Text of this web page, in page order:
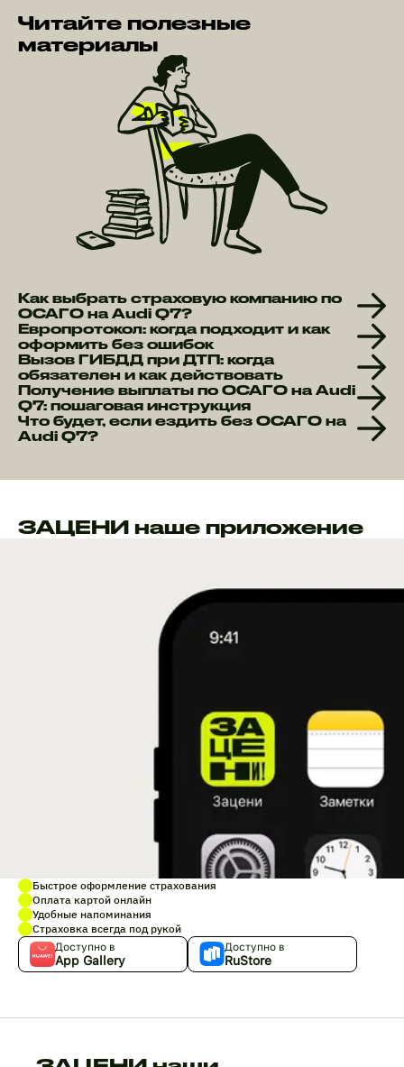
Читайте полезные
материалы
Как выбрать страховую компанию по
ОСАГО на Audi Q7?
Европротокол: когда подходит и как
оформить без ошибок
Вызов ГИБДД при ДТП: когда
обязателен и как действовать
Получение выплаты по ОСАГО на Audi
Q7: пошаговая инструкция
Что будет, если ездить без ОСАГО на
Audi Q7?
ЗАЦЕНИ наше приложение
Быстрое оформление страхования
Оплата картой онлайн
Удобные напоминания
Страховка всегда под рукой
Доступно в
App Gallery
Доступно в
RuStore